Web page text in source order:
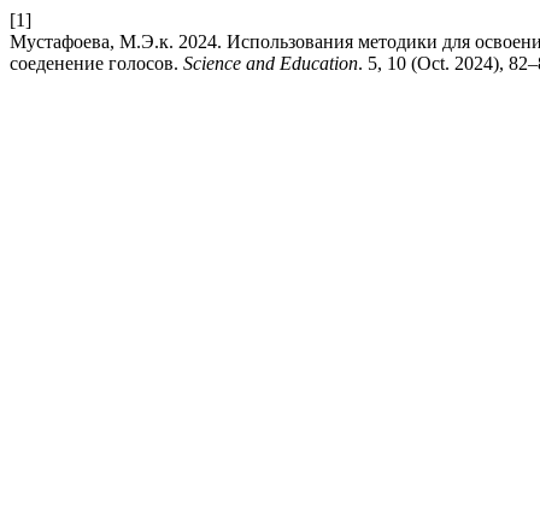
[1]
Мустафоева, М.Э.к. 2024. Использования методики для
соеденение голосов. Science and Education. 5, 10 (Oct. 2024),